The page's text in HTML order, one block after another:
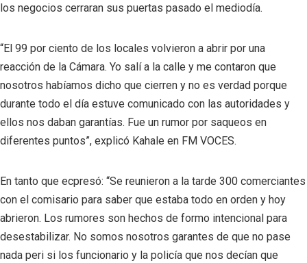
los negocios cerraran sus puertas pasado el mediodía.
“El 99 por ciento de los locales volvieron a abrir por una
reacción de la Cámara. Yo salí a la calle y me contaron que
nosotros habíamos dicho que cierren y no es verdad porque
durante todo el día estuve comunicado con las autoridades y
ellos nos daban garantías. Fue un rumor por saqueos en
diferentes puntos”, explicó Kahale en FM VOCES.
En tanto que ecpresó: “Se reunieron a la tarde 300 comerciantes
con el comisario para saber que estaba todo en orden y hoy
abrieron. Los rumores son hechos de formo intencional para
desestabilizar. No somos nosotros garantes de que no pase
nada peri si los funcionario y la policía que nos decían que